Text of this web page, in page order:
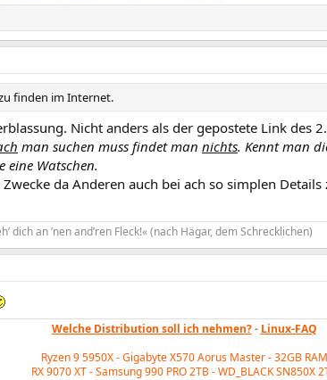
finden im Internet.
Nicht anders als der gepostete Link des
man suchen muss findet man nichts. Kennt man
eine Watschen.
da Anderen auch bei ach so simplen Details
dich an ’nen and’ren Fleck!« (nach Hägar, dem Schrecklichen)
Welche Distribution soll ich nehmen?- Linux-FAQ
Ryzen 9 5950X - Gigabyte X570 Aorus Master - 32GB RAM
RX 9070 XT - Samsung 990 PRO 2TB - WD_BLACKSN850X